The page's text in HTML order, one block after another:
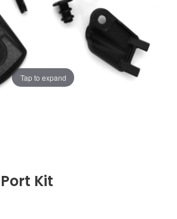
Tap to expand
Kit